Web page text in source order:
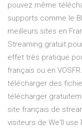
pouvez même
supports comme le
meilleurs sites en
Streaming gratuit
effet très pratique
français ou en
télécharger des
télécharger
site français de
visiteurs de We'll use